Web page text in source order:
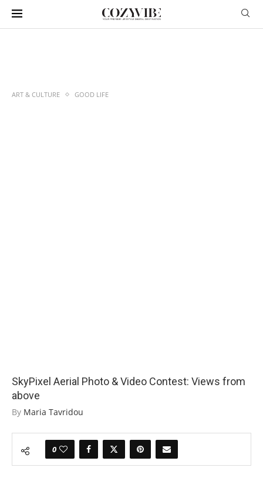
ART & CULTURE GOOD LIFE
SkyPixel Aerial Photo & Video Contest: Views from
above
By Maria Tavridou
0